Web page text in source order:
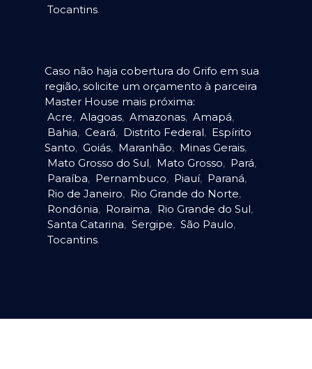
Tocantins.
Caso não haja cobertura do Grifo em sua
região, solicite um orçamento à parceira
Master House mais próxima:
Acre, Alagoas, Amazonas, Amapá,
Bahia, Ceará, Distrito Federal, Espírito
Santo, Goiás, Maranhão, Minas Gerais,
Mato Grosso do Sul, Mato Grosso, Pará,
Paraíba, Pernambuco, Piauí, Paraná,
Rio de Janeiro, Rio Grande do Norte,
Rondônia, Roraima, Rio Grande do Sul,
Santa Catarina, Sergipe, São Paulo,
Tocantins.